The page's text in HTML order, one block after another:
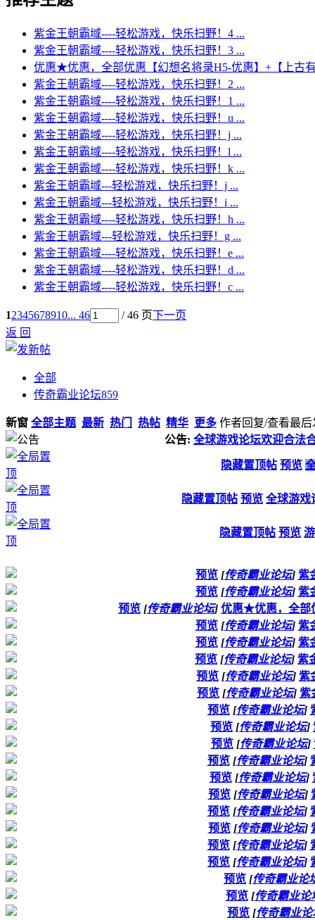
紫金王朝霸域----轻松游戏，快乐扫野！4 ...
紫金王朝霸域----轻松游戏，快乐扫野！3 ...
优惠★优惠，全部优惠【幻想名将录H5-优惠】+【上古
紫金王朝霸域----轻松游戏，快乐扫野！2 ...
紫金王朝霸域----轻松游戏，快乐扫野！1 ...
紫金王朝霸域----轻松游戏，快乐扫野！u ...
紫金王朝霸域----轻松游戏，快乐扫野！j ...
紫金王朝霸域----轻松游戏，快乐扫野！l ...
紫金王朝霸域----轻松游戏，快乐扫野！k ...
紫金王朝霸域---轻松游戏，快乐扫野！j ...
紫金王朝霸域---轻松游戏，快乐扫野！i ...
紫金王朝霸域----轻松游戏，快乐扫野！h ...
紫金王朝霸域---轻松游戏，快乐扫野！g ...
紫金王朝霸域----轻松游戏，快乐扫野！e ...
紫金王朝霸域----轻松游戏，快乐扫野！d ...
紫金王朝霸域----轻松游戏，快乐扫野！c ...
12345678910... 46 / 46 页下一页
返 回
全部
传奇霸业论坛859
新窗 全部主题 最新 热门 热帖 精华 更多 作者回复/查看最后
公告: 全球游戏论坛欢迎合法
隐藏置顶帖 预览
隐藏置顶帖 预览 全球游戏
隐藏置顶帖 预览
预览 [传奇霸业论坛] 紫
预览 [传奇霸业论坛] 紫
预览 [传奇霸业论坛] 优惠★优惠，全部
预览 [传奇霸业论坛] 紫
预览 [传奇霸业论坛] 紫
预览 [传奇霸业论坛] 紫
预览 [传奇霸业论坛] 紫
预览 [传奇霸业论坛] 紫
预览 [传奇霸业论坛]
预览 [传奇霸业论坛]
预览 [传奇霸业论坛]
预览 [传奇霸业论坛]
预览 [传奇霸业论坛]
预览 [传奇霸业论坛]
预览 [传奇霸业论坛]
预览 [传奇霸业论坛]
预览 [传奇霸业论坛]
预览 [传奇霸业论坛]
预览 [传奇霸业论
预览 [传奇霸业论
预览 [传奇霸业论